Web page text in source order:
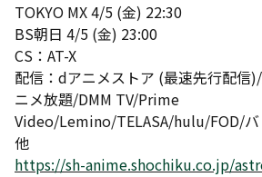
TOKYO MX 4/5 (金) 22:30
BS朝日 4/5 (金) 23:00
CS：AT-X
配信：dアニメストア (最速先行配信
ニメ放題/DMM TV/Prime
Video/Lemino/TELASA/hulu/FOD/
他
https://sh-anime.shochiku.co.jp/